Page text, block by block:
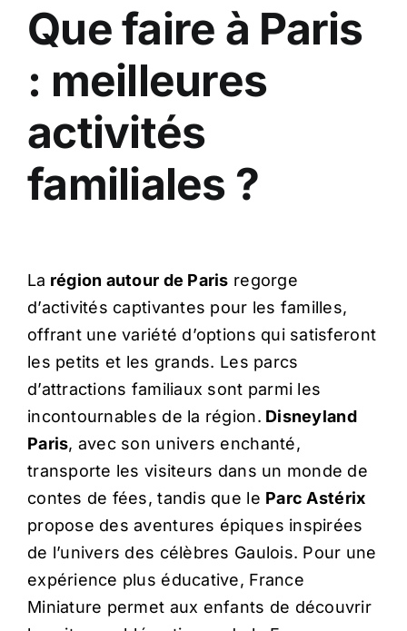
Que faire à Paris
: meilleures
activités
familiales ?
La région autour de Paris regorge
d’activités captivantes pour les familles,
offrant une variété d’options qui satisferont
les petits et les grands. Les parcs
d’attractions familiaux sont parmi les
incontournables de la région. Disneyland
Paris, avec son univers enchanté,
transporte les visiteurs dans un monde de
contes de fées, tandis que le Parc Astérix
propose des aventures épiques inspirées
de l’univers des célèbres Gaulois. Pour une
expérience plus éducative, France
Miniature permet aux enfants de découvrir